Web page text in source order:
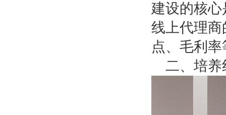
建设的核
线上代理
点、毛利
二、培养